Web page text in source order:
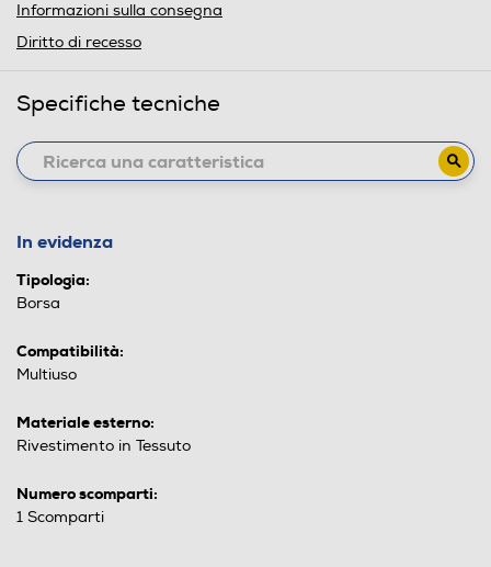
Informazioni sulla consegna
Diritto di recesso
Specifiche tecniche
In evidenza
Tipologia:
Borsa
Compatibilità:
Multiuso
Materiale esterno:
Rivestimento in Tessuto
Numero scomparti:
1 Scomparti